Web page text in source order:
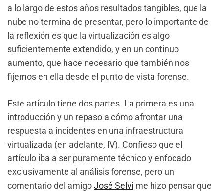
a lo largo de estos años resultados tangibles, que la
nube no termina de presentar, pero lo importante de
la reflexión es que la virtualización es algo
suficientemente extendido, y en un continuo
aumento, que hace necesario que también nos
fijemos en ella desde el punto de vista forense.
Este artículo tiene dos partes. La primera es una
introducción y un repaso a cómo afrontar una
respuesta a incidentes en una infraestructura
virtualizada (en adelante, IV). Confieso que el
artículo iba a ser puramente técnico y enfocado
exclusivamente al análisis forense, pero un
comentario del amigoJosé Selvi me hizo pensar que